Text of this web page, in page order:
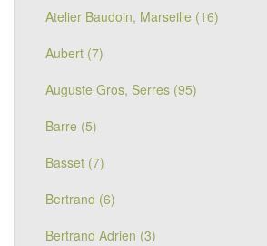
Atelier Baudoin, Marseille (16)
Aubert (7)
Auguste Gros, Serres (95)
Barre (5)
Basset (7)
Bertrand (6)
Bertrand Adrien (3)